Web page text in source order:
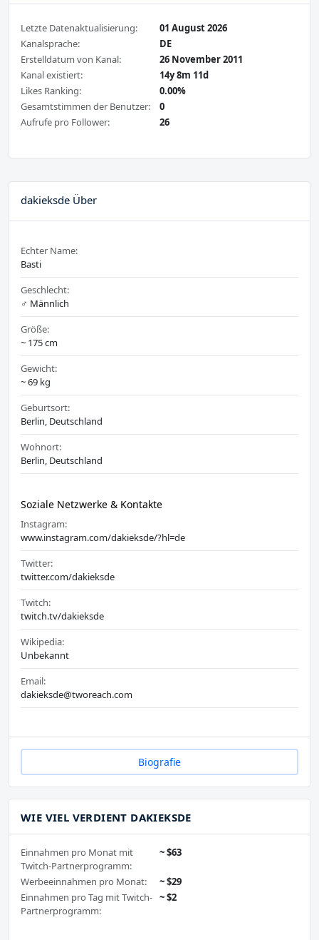
Letzte Datenaktualisierung:
01 August 2026
Kanalsprache:
DE
Erstelldatum von Kanal:
26 November 2011
Kanal existiert:
14y 8m 11d
Likes Ranking:
0.00%
Gesamtstimmen der Benutzer:
0
Aufrufe pro Follower:
26
dakieksde Über
Echter Name:
Basti
Geschlecht:
♂️ Männlich
Größe:
~ 175 cm
Gewicht:
~ 69 kg
Geburtsort:
Berlin, Deutschland
Wohnort:
Berlin, Deutschland
Soziale Netzwerke & Kontakte
Instagram:
www.instagram.com/dakieksde/?hl=de
Twitter:
twitter.com/dakieksde
Twitch:
twitch.tv/dakieksde
Wikipedia:
Unbekannt
Email:
dakieksde@tworeach.com
Biografie
WIE VIEL VERDIENT DAKIEKSDE
Einnahmen pro Monat mit
Twitch-Partnerprogramm:
~ $63
Werbeeinnahmen pro Monat:
~ $29
Einnahmen pro Tag mit Twitch-
Partnerprogramm:
~ $2